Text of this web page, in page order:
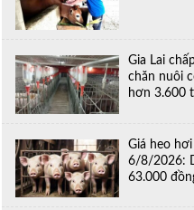
Gia Lai
chăn nuôi
hơn 3.600
Giá heo
6/8/2026:
63.000